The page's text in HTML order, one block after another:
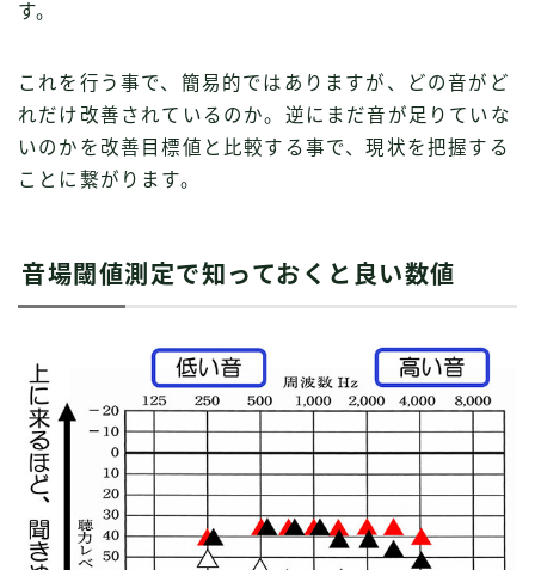
す。
これを行う事で、簡易的ではありますが、どの音がど
れだけ改善されているのか。逆にまだ音が足りていな
いのかを改善目標値と比較する事で、現状を把握する
ことに繋がります。
音場閾値測定で知っておくと良い数値